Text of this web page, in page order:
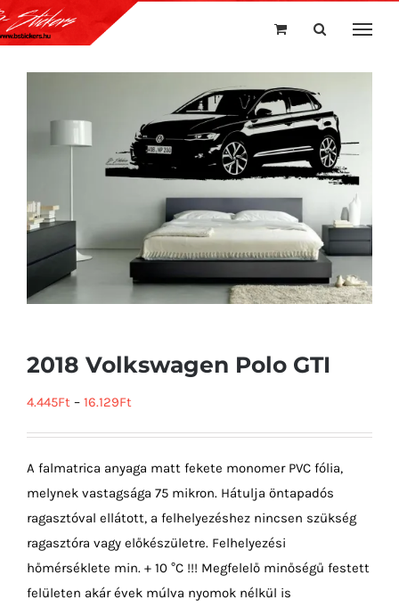
Kihagyás
2018 Volkswagen Polo GTI
4.445Ft – 16.129Ft
A falmatrica anyaga matt fekete monomer PVC fólia,
melynek vastagsága 75 mikron. Hátulja öntapadós
ragasztóval ellátott, a felhelyezéshez nincsen szükség
ragasztóra vagy előkészületre. Felhelyezési
hőmérséklete min. + 10 °C !!! Megfelelő minőségű festett
felületen akár évek múlva nyomok nélkül is